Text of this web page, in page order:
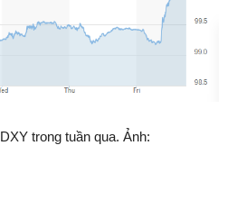
trong tuần qua. Ảnh: